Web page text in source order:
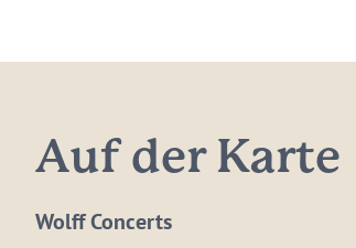
Auf der Karte
Wolff Concerts